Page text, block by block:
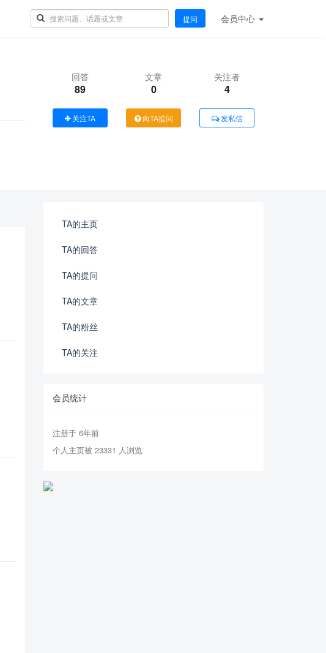
提问 会员中心
回答
89
文章
0
关注者
4
关注TA 向TA提问 发私信
TA的主页
TA的回答
TA的提问
TA的文章
TA的粉丝
TA的关注
会员统计
注册于 6年前
个人主页被 23331 人浏览